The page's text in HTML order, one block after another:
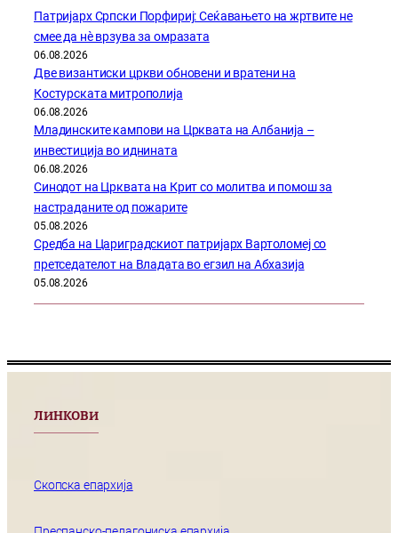
Патријарх Српски Порфириј: Сеќавањето на жртвите не
смее да нѐ врзува за омразата
06.08.2026
Две византиски цркви обновени и вратени на
Костурската митрополија
06.08.2026
Младинските кампови на Црквата на Албанија –
инвестиција во иднината
06.08.2026
Синодот на Црквата на Крит со молитва и помош за
настраданите од пожарите
05.08.2026
Средба на Цариградскиот патријарх Вартоломеј со
претседателот на Владата во егзил на Абхазија
05.08.2026
ЛИНКОВИ
Скопска епархија